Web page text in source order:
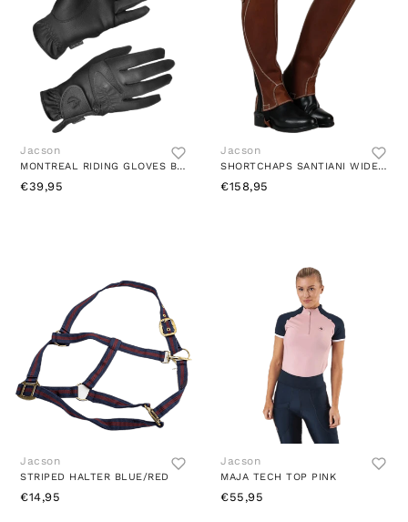
Jacson
MONTREAL RIDING GLOVES BLACK
€39,95
Jacson
SHORTCHAPS SANTIANI WIDE BROWN
€158,95
Jacson
STRIPED HALTER BLUE/RED
€14,95
Jacson
MAJA TECH TOP PINK
€55,95